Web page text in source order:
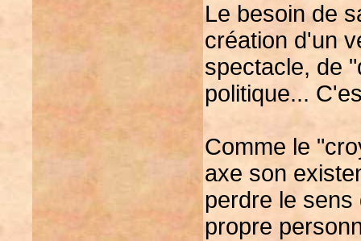
Le besoin de
création d'un
spectacle, de
politique...
Comme le
axe son
perdre le
propre